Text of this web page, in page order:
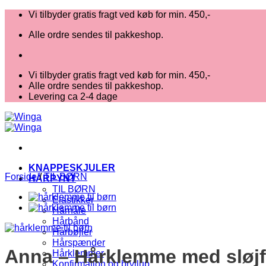
Fortsæt
indhold
Vi tilbyder gratis fragt ved køb for min. 450,-
Alle ordre sendes til pakkeshop.
Vi tilbyder gratis fragt ved køb for min. 450,-
Alle ordre sendes til pakkeshop.
Levering ca 2-4 dage
KNAPPESKJULER
HÅRPYNT
TIL BØRN
Elastikker
Hårnåle
Hårbånd
Hårbøjler
Hårspænder
Hårklemmer
Konfirmation og bryllup
Forside / TIL BØRN
Anna – Hårklemme med